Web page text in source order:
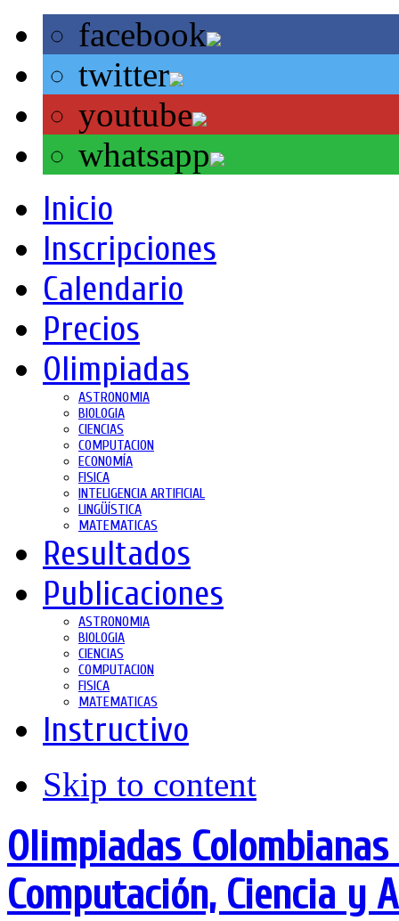
facebook
twitter
youtube
whatsapp
Inicio
Inscripciones
Calendario
Precios
Olimpiadas
ASTRONOMIA
BIOLOGIA
CIENCIAS
COMPUTACION
ECONOMÍA
FISICA
INTELIGENCIA ARTIFICIAL
LINGÜÍSTICA
MATEMATICAS
Resultados
Publicaciones
ASTRONOMIA
BIOLOGIA
CIENCIAS
COMPUTACION
FISICA
MATEMATICAS
Instructivo
Skip to content
Olimpiadas
Computación, Ciencia y